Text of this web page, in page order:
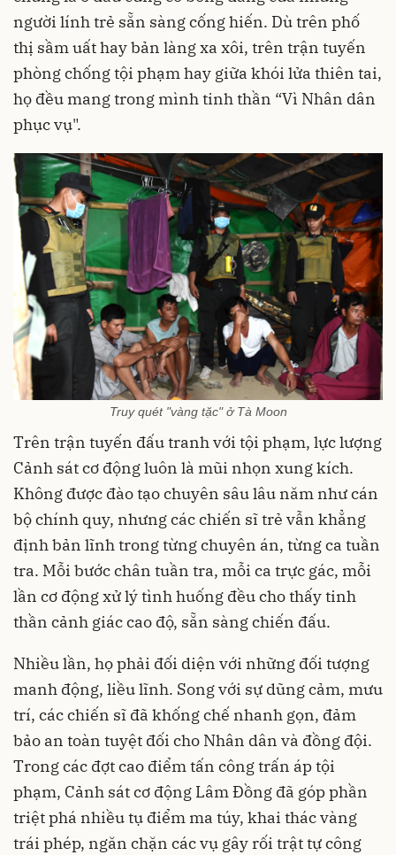
người lính trẻ sẵn sàng cống hiến. Dù trên phố
thị sầm uất hay bản làng xa xôi, trên trận tuyến
phòng chống tội phạm hay giữa khói lửa thiên tai,
họ đều mang trong mình tinh thần “Vì Nhân dân
phục vụ".
Truy quét "vàng tặc" ở Tà Moon
Trên trận tuyến đấu tranh với tội phạm, lực lượng
Cảnh sát cơ động luôn là mũi nhọn xung kích.
Không được đào tạo chuyên sâu lâu năm như cán
bộ chính quy, nhưng các chiến sĩ trẻ vẫn khẳng
định bản lĩnh trong từng chuyên án, từng ca tuần
tra. Mỗi bước chân tuần tra, mỗi ca trực gác, mỗi
lần cơ động xử lý tình huống đều cho thấy tinh
thần cảnh giác cao độ, sẵn sàng chiến đấu.
Nhiều lần, họ phải đối diện với những đối tượng
manh động, liều lĩnh. Song với sự dũng cảm, mưu
trí, các chiến sĩ đã khống chế nhanh gọn, đảm
bảo an toàn tuyệt đối cho Nhân dân và đồng đội.
Trong các đợt cao điểm tấn công trấn áp tội
phạm, Cảnh sát cơ động Lâm Đồng đã góp phần
triệt phá nhiều tụ điểm ma túy, khai thác vàng
trái phép, ngăn chặn các vụ gây rối trật tự công